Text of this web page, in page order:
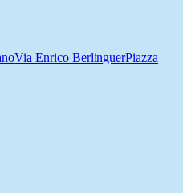
Via Enrico BerlinguerPiazza